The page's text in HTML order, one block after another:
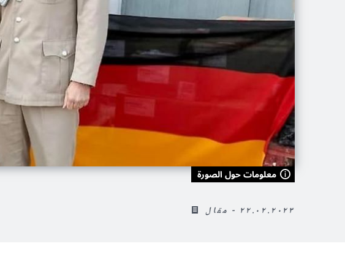
معلومات حول الصورة
٢٢.٠٢.٢٠٢٣ - مقال